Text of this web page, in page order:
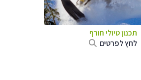
תכנון טיולי חורף
לחץ לפרטים